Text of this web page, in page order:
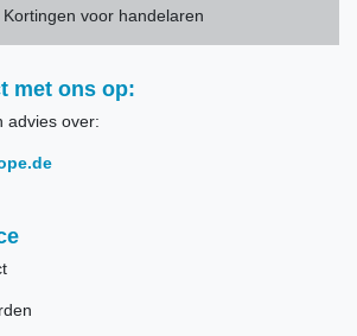
Kortingen voor handelaren
met ons op:
advies over: